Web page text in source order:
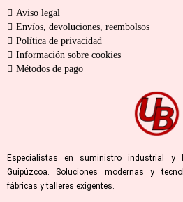
Aviso legal
Envíos, devoluciones, reembolsos
Política de privacidad
Información sobre cookies
Métodos de pago
Especialistas en suministro industrial y
Guipúzcoa. Soluciones modernas y
fábricas y talleres exigentes.